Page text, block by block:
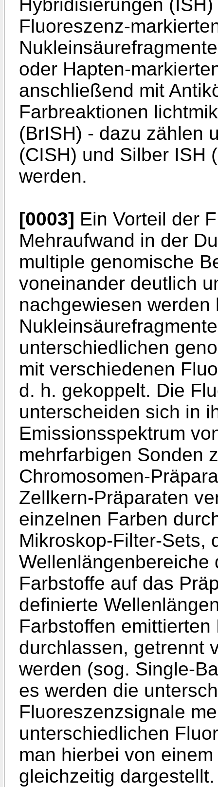
Hybridisierungen
Fluoreszenz-
oder Hapten-
anschließend mit
Farbreaktionen
(BrISH) - dazu zählen
(CISH) und Silber ISH
werden.
[0003] Ein Vorteil der
Mehraufwand in der
multiple genomische
voneinander deutlich
nachgewiesen
unterschiedlichen
mit verschiedenen
d. h. gekoppelt. Die
unterscheiden sich in
Emissionsspektrum
mehrfarbigen Sonden
Chromosomen-
Zellkern-Präparaten
einzelnen Farben
Mikroskop-Filter-Sets,
Wellenlängenbereiche
Farbstoffe auf das
definierte
Farbstoffen
durchlassen, getrennt
werden (sog. Single-
es werden die
Fluoreszenzsignale
unterschiedlichen
man hierbei von
gleichzeitig dargestellt.